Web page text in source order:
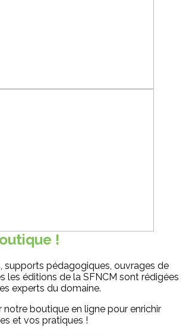
!
supports pédagogiques, ouvrages de
les éditions de la SFNCM sont rédigées
experts du domaine.
notre boutique en ligne pour enrichir
et vos pratiques !